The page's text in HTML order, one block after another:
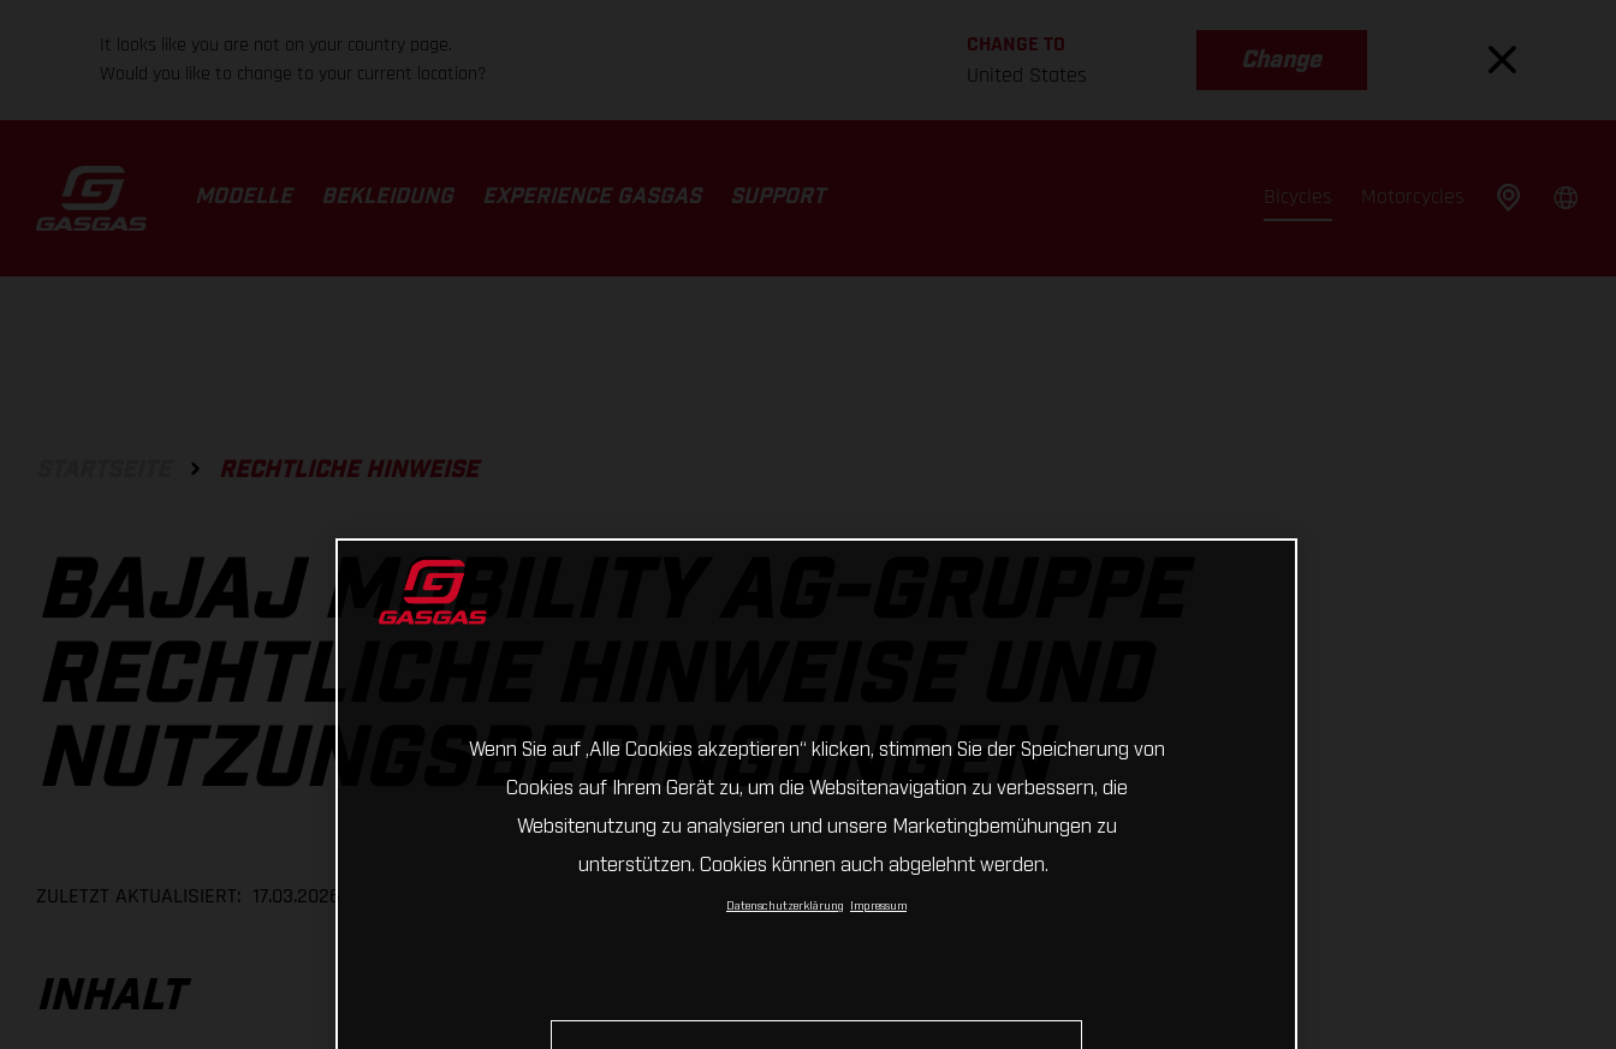
It looks like you are not on your country page.
Would you like to change to your current location?
CHANGE TO
United States
Change
MODELLE BEKLEIDUNG EXPERIENCE GASGAS SUPPORT Bicycles Motorcycles
RECHTLICHE HINWEISE
BAJAJ MOBILITY AG-GRUPPE
RECHTLICHE HINWEISE UND
NUTZUNGSBEDINGUNGEN
ZULETZT AKTUALISIERT: 17.03.2026
INHALT
Wenn Sie auf „Alle Cookies akzeptieren“ klicken, stimmen Sie der Speicherung von
Cookies auf Ihrem Gerät zu, um die Websitenavigation zu verbessern, die
Websitenutzung zu analysieren und unsere Marketingbemühungen zu
unterstützen. Cookies können auch abgelehnt werden.
Datenschutzerklärung Impressum